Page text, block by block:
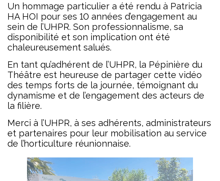
Un hommage particulier a été rendu à Patricia
HA HOI pour ses 10 années d’engagement au
sein de l’UHPR. Son professionnalisme, sa
disponibilité et son implication ont été
chaleureusement salués.
En tant qu’adhérent de l’UHPR, la Pépinière du
Théâtre est heureuse de partager cette vidéo
des temps forts de la journée, témoignant du
dynamisme et de l’engagement des acteurs de
la filière.
Merci à l’UHPR, à ses adhérents, administrateurs
et partenaires pour leur mobilisation au service
de l’horticulture réunionnaise.